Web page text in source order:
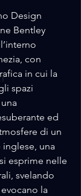
Design
Bentley
con
in cui la
spazi
ed
di un
una
esprime nelle
svelando
la